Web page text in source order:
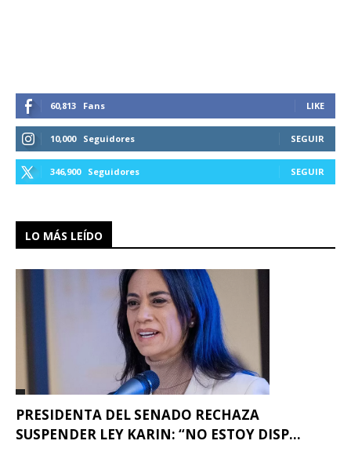
60,813 Fans LIKE
10,000 Seguidores SEGUIR
346,900 Seguidores SEGUIR
LO MÁS LEÍDO
PRESIDENTA DEL SENADO RECHAZA
SUSPENDER LEY KARIN: “NO ESTOY DISP...